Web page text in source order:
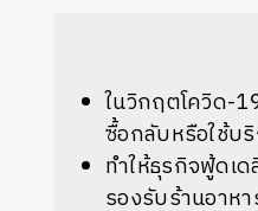
ในวิกฤตโควิด-
ซื้อกลับหรือใช้บ
ทำให้ธุรกิจฟู้ดเ
รองรับร้านอาหา